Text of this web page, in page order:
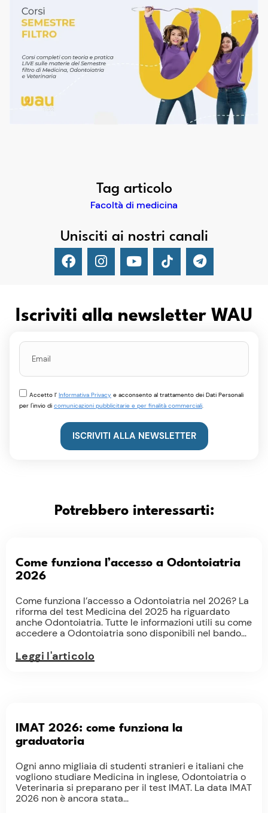
Tag articolo
Facoltà di medicina
Unisciti ai nostri canali
Iscriviti alla newsletter WAU
Accetto l’ Informativa Privacy e acconsento al trattamento dei Dati Personali
per l'invio di comunicazioni pubblicitarie e per finalità commerciali
ISCRIVITI ALLA NEWSLETTER
Potrebbero interessarti:
Come funziona l’accesso a Odontoiatria
2026
Come funziona l’accesso a Odontoiatria nel 2026? La
riforma del test Medicina del 2025 ha riguardato
anche Odontoiatria. Tutte le informazioni utili su come
accedere a Odontoiatria sono disponibili nel bando...
Leggi l'articolo
IMAT 2026: come funziona la
graduatoria
Ogni anno migliaia di studenti stranieri e italiani che
vogliono studiare Medicina in inglese, Odontoiatria o
Veterinaria si preparano per il test IMAT. La data IMAT
2026 non è ancora stata...